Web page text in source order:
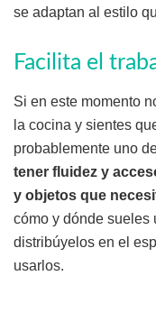
se adaptan al estilo
Facilita el
Si en este momento
la cocina y sientes
probablemente uno
tener fluidez y
y objetos que
cómo y dónde sueles
distribúyelos en el
usarlos.